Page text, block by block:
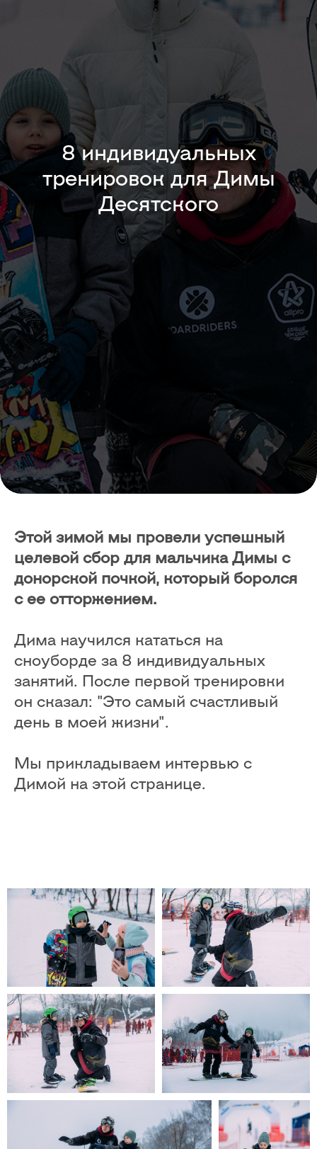
8 индивидуальных
тренировок для Димы
Десятского
Этой зимой мы провели успешный
целевой сбор для мальчика Димы с
донорской почкой, который боролся
с ее отторжением.
Дима научился кататься на
сноуборде за 8 индивидуальных
занятий. После первой тренировки
он сказал: "Это самый счастливый
день в моей жизни".
Мы прикладываем интервью с
Димой на этой странице.